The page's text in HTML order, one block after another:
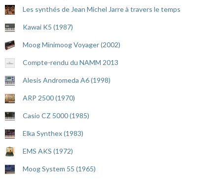
Les synthés de Jean Michel Jarre à travers le temps
Kawai K5 (1987)
Moog Minimoog Voyager (2002)
Compte-rendu du NAMM 2013
Alesis Andromeda A6 (1998)
ARP 2500 (1970)
Casio CZ 5000 (1985)
Elka Synthex (1983)
EMS AKS (1972)
Moog System 55 (1965)